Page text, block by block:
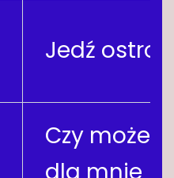
Jedź
Czy